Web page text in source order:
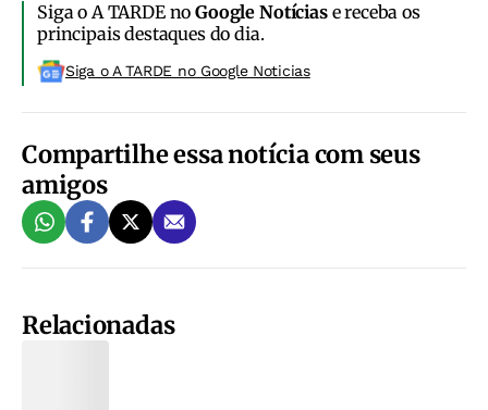
Siga o A TARDE noGoogle Notíciase receba os
principais destaques do dia.
Siga o A TARDE no Google Noticias
Compartilhe essa notícia com seus
amigos
Relacionadas